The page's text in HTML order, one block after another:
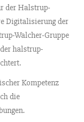
der Halstrup-
Digitalisierung der
Walcher-Gruppe
halstrup-
Kompetenz
die